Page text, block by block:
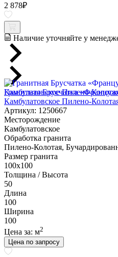
2 878₽
Наличие уточняйте у
Гранитная Брусчатка
Камбулатовское Пилено-
Артикул: 1250667
Месторождение
Камбулатовское
Обработка гранита
Пилено-Колотая,
Размер гранита
100х100
Толщина / Высота
50
Длина
100
Ширина
100
Цена за: м2
Цена по запросу